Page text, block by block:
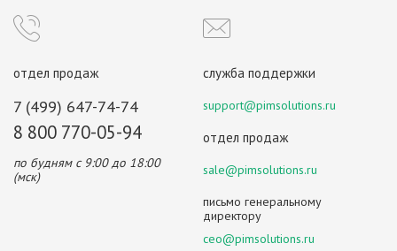
отдел продаж
7 (499) 647-74-74
8 800 770-05-94
по будням с 9:00 до 18:00
(мск)
служба поддержки
support@pimsolutions.ru
отдел продаж
sale@pimsolutions.ru
письмо генеральному
директору
ceo@pimsolutions.ru